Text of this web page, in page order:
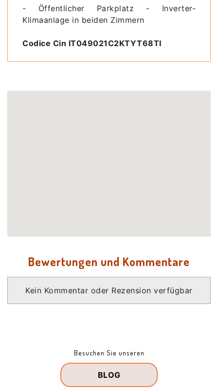
- Öffentlicher Parkplatz - Inverter-
Klimaanlage in beiden Zimmern
Codice Cin IT049021C2KTYT68TI
Bewertungen und Kommentare
Kein Kommentar oder Rezension verfügbar
Besuchen Sie unseren
BLOG